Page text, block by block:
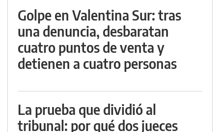
Golpe en Valentina Sur: tras
una denuncia, desbaratan
cuatro puntos de venta y
detienen a cuatro personas
La prueba que dividió al
tribunal: por qué dos jueces